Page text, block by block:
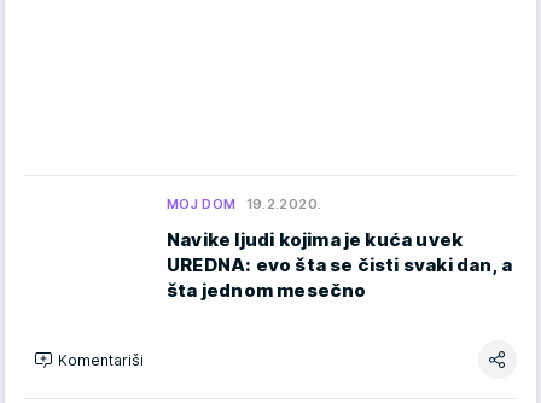
MOJ DOM 19.2.2020.
Navike ljudi kojima je kuća uvek
UREDNA: evo šta se čisti svaki dan, a
šta jednom mesečno
Komentariši